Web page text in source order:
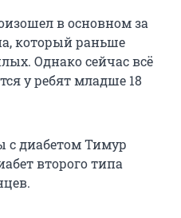
в основном за
который раньше
Однако сейчас всё
у ребят младше 18
с диабетом Тимур
второго типа